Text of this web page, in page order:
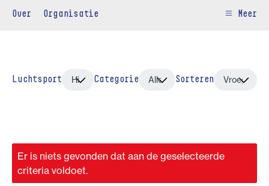
Over Organisatie Meer
Luchtsport Categorie Sorteren
Er is niets gevonden dat aan de geselecteerde
criteria voldoet.